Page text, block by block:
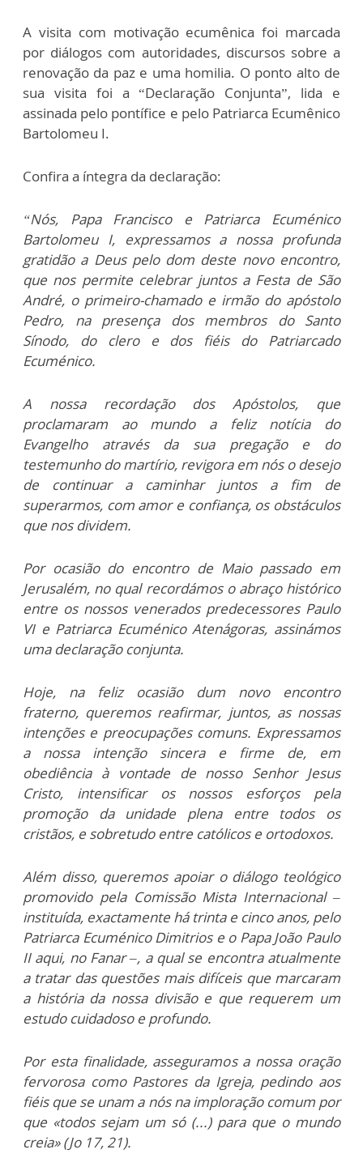
A visita com motivação ecumênica foi marcada
por diálogos com autoridades, discursos sobre a
renovação da paz e uma homilia. O ponto alto de
sua visita foi a “Declaração Conjunta”, lida e
assinada pelo pontífice e pelo Patriarca Ecumênico
Bartolomeu I.
Confira a íntegra da declaração:
“Nós, Papa Francisco e Patriarca Ecuménico
Bartolomeu I, expressamos a nossa profunda
gratidão a Deus pelo dom deste novo encontro,
que nos permite celebrar juntos a Festa de São
André, o primeiro-chamado e irmão do apóstolo
Pedro, na presença dos membros do Santo
Sínodo, do clero e dos fiéis do Patriarcado
Ecuménico.
A nossa recordação dos Apóstolos, que
proclamaram ao mundo a feliz notícia do
Evangelho através da sua pregação e do
testemunho do martírio, revigora em nós o desejo
de continuar a caminhar juntos a fim de
superarmos, com amor e confiança, os obstáculos
que nos dividem.
Por ocasião do encontro de Maio passado em
Jerusalém, no qual recordámos o abraço histórico
entre os nossos venerados predecessores Paulo
VI e Patriarca Ecuménico Atenágoras, assinámos
uma declaração conjunta.
Hoje, na feliz ocasião dum novo encontro
fraterno, queremos reafirmar, juntos, as nossas
intenções e preocupações comuns. Expressamos
a nossa intenção sincera e firme de, em
obediência à vontade de nosso Senhor Jesus
Cristo, intensificar os nossos esforços pela
promoção da unidade plena entre todos os
cristãos, e sobretudo entre católicos e ortodoxos.
Além disso, queremos apoiar o diálogo teológico
promovido pela Comissão Mista Internacional –
instituída, exactamente há trinta e cinco anos, pelo
Patriarca Ecuménico Dimitrios e o Papa João Paulo
II aqui, no Fanar –, a qual se encontra atualmente
a tratar das questões mais difíceis que marcaram
a história da nossa divisão e que requerem um
estudo cuidadoso e profundo.
Por esta finalidade, asseguramos a nossa oração
fervorosa como Pastores da Igreja, pedindo aos
fiéis que se unam a nós na imploração comum por
que «todos sejam um só (...) para que o mundo
creia» (Jo 17, 21).